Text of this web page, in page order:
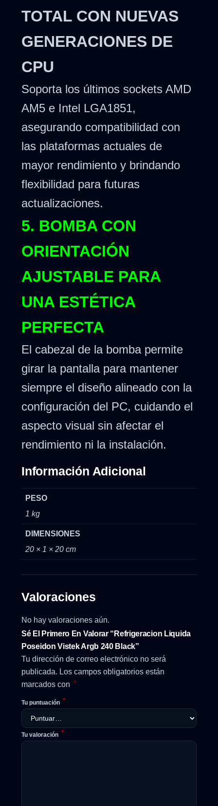
TOTAL CON NUEVAS
GENERACIONES DE
CPU
Soporta los últimos sockets AMD
AM5 e Intel LGA1851,
asegurando compatibilidad con
las plataformas actuales de
mayor rendimiento y brindando
flexibilidad para futuras
actualizaciones.
5. BOMBA CON
ORIENTACIÓN
AJUSTABLE PARA
UNA ESTÉTICA
PERFECTA
El cabezal de la bomba permite
girar la pantalla para mantener
siempre el diseño alineado con la
configuración del PC, cuidando el
aspecto visual sin afectar el
rendimiento ni la instalación.
Información Adicional
PESO
1 kg
DIMENSIONES
20 × 1 × 20 cm
Valoraciones
No hay valoraciones aún.
Sé El Primero En Valorar “Refrigeracion Liquida
Poseidon Vistek Argb 240 Black”
Tu dirección de correo electrónico no será
publicada. Los campos obligatorios están
marcados con *
Tu puntuación *
Tu valoración *